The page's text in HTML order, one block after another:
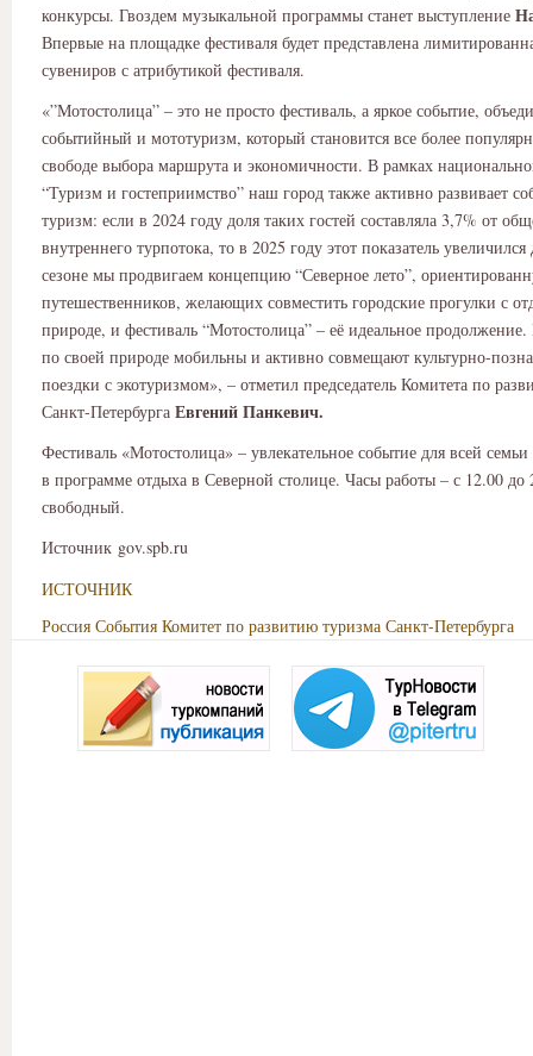
конкурсы. Гвоздем музыкальной программы станет выступление
Впервые на площадке фестиваля будет представлена
сувениров с атрибутикой фестиваля.
«”Мотостолица” – это не просто фестиваль, а яркое событие,
событийный и мототуризм, который становится все более
свободе выбора маршрута и экономичности. В рамках
“Туризм и гостеприимство” наш город также активно развивает
туризм: если в 2024 году доля таких гостей составляла 3,7% от
внутреннего турпотока, то в 2025 году этот показатель
сезоне мы продвигаем концепцию “Северное лето”,
путешественников, желающих совместить городские прогулки с
природе, и фестиваль “Мотостолица” – её идеальное
по своей природе мобильны и активно совмещают культурно-
поездки с экотуризмом», – отметил председатель Комитета по
Санкт‑Петербурга Евгений Панкевич.
Фестиваль «Мотостолица» – увлекательное событие для всей
в программе отдыха в Северной столице. Часы работы – с 12.00 до
свободный.
Источник gov.spb.ru
ИСТОЧНИК
Россия События Комитет по развитию туризма Санкт-Петербурга